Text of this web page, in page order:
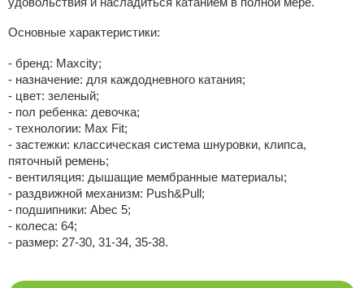
Основные характеристики:
- бренд: Maxcity;
- назначение: для каждодневного катания;
- цвет: зеленый;
- пол ребенка: девочка;
- технологии: Max Fit;
- застежки: классическая система шнуровки, клипса,
пяточный ремень;
- вентиляция: дышащие мембранные материалы;
- раздвижной механизм: Push&Pull;
- подшипники: Abec 5;
- колеса: 64;
- размер: 27-30, 31-34, 35-38.